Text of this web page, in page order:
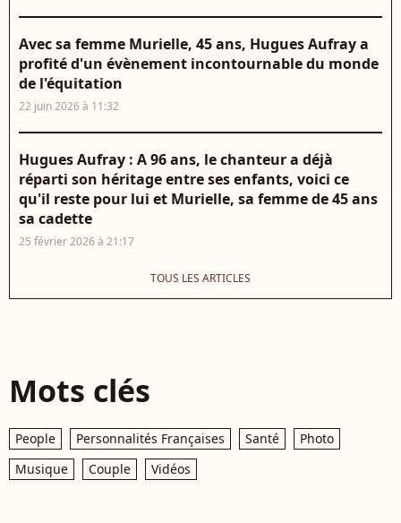
Avec sa femme Murielle, 45 ans, Hugues Aufray a
profité d'un évènement incontournable du monde
de l'équitation
22 juin 2026 à 11:32
Hugues Aufray : A 96 ans, le chanteur a déjà
réparti son héritage entre ses enfants, voici ce
qu'il reste pour lui et Murielle, sa femme de 45 ans
sa cadette
25 février 2026 à 21:17
TOUS LES ARTICLES
Mots clés
People Personnalités Françaises Santé
Photo
Musique
Couple Vidéos